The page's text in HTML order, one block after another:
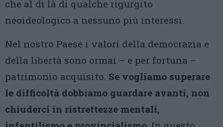
che al di là di qualche rigurgito
neoideologico a nessuno più interessi.
Nel nostro Paese i valori della democrazia e
della libertà sono ormai – e per fortuna –
patrimonio acquisito. Se vogliamo superare
le difficoltà dobbiamo guardare avanti, non
chiuderci in ristrettezze mentali,